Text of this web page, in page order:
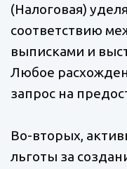
(Налоговая)
соответствию
выписками и
Любое
запрос на
Во-вторых,
льготы за